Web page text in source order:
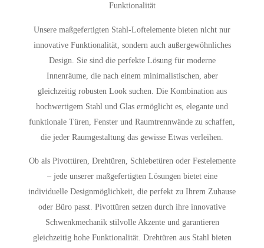
Funktionalität
Unsere maßgefertigten Stahl-Loftelemente bieten nicht nur
innovative Funktionalität, sondern auch außergewöhnliches
Design. Sie sind die perfekte Lösung für moderne
Innenräume, die nach einem minimalistischen, aber
gleichzeitig robusten Look suchen. Die Kombination aus
hochwertigem Stahl und Glas ermöglicht es, elegante und
funktionale Türen, Fenster und Raumtrennwände zu schaffen,
die jeder Raumgestaltung das gewisse Etwas verleihen.
Ob als Pivottüren, Drehtüren, Schiebetüren oder Festelemente
– jede unserer maßgefertigten Lösungen bietet eine
individuelle Designmöglichkeit, die perfekt zu Ihrem Zuhause
oder Büro passt. Pivottüren setzen durch ihre innovative
Schwenkmechanik stilvolle Akzente und garantieren
gleichzeitig hohe Funktionalität. Drehtüren aus Stahl bieten